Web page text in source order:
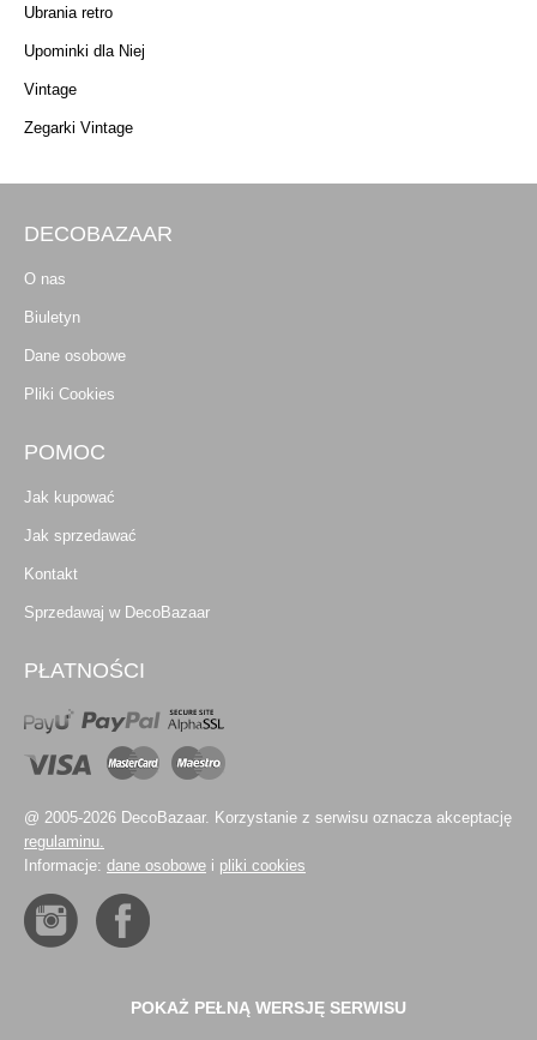
Ubrania retro
Upominki dla Niej
Vintage
Zegarki Vintage
DECOBAZAAR
O nas
Biuletyn
Dane osobowe
Pliki Cookies
POMOC
Jak kupować
Jak sprzedawać
Kontakt
Sprzedawaj w DecoBazaar
PŁATNOŚCI
@ 2005-2026 DecoBazaar. Korzystanie z serwisu oznacza akceptację
regulaminu.
Informacje: dane osobowe i pliki cookies
POKAŻ PEŁNĄ WERSJĘ SERWISU